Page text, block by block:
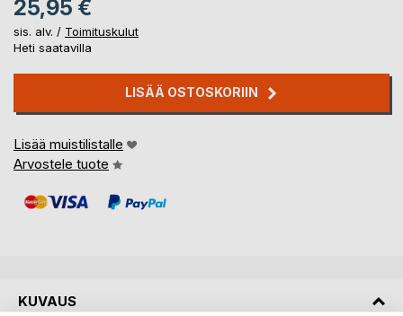
25,95 €
sis. alv. / Toimituskulut
Heti saatavilla
LISÄÄ OSTOSKORIIN
Lisää muistilistalle
Arvostele tuote
KUVAUS